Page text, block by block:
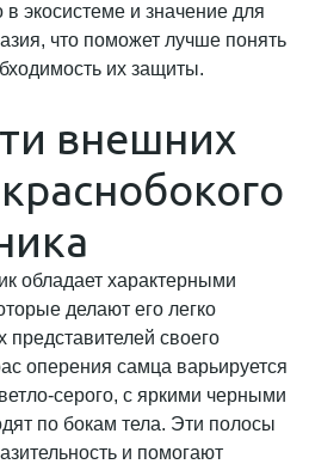
в экосистеме и значение для
что поможет лучше понять
их защиты.
внешних
обладает характерными
делают его легко
своего
оперения самца варьируется
серого, с яркими черными
по бокам тела. Эти полосы
и помогают